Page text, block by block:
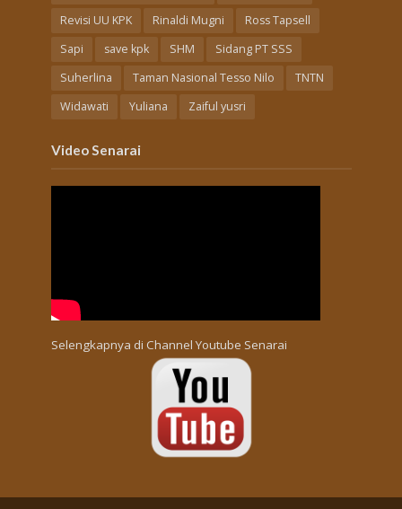
Revisi UU KPK
Rinaldi Mugni
Ross Tapsell
Sapi
save kpk SHM
Sidang PT SSS
Suherlina
Taman Nasional Tesso Nilo
TNTN
Widawati
Yuliana Zaiful yusri
Video Senarai
Selengkapnya di Channel Youtube Senarai